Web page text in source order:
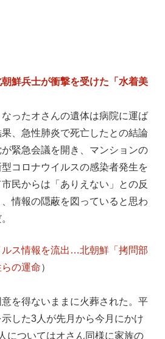
朝鮮兵士が衝撃を受けた「水着美
ったオさんの遺体は病院に運ば
、急性肺炎で死亡したとの結論
緊急会議を開き、マンションの
コロナウイルスの感染者発生を
民からは「ありえない」との反
情報の隠蔽を図っていると思わ
ルス情報を流出…北朝鮮「拷問部
の運命）
を得ないままに火葬された。平
した3人が先月から今月にかけ
についてはオさん同様に家族の